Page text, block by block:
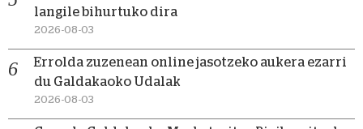
langile bihurtuko dira
2026-08-03
Errolda zuzenean online jasotzeko aukera ezarri
du Galdakaoko Udalak
2026-08-03